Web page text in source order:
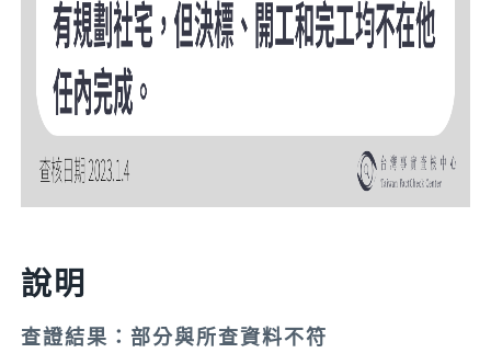
說明
查證結果：部分與所查資料不符